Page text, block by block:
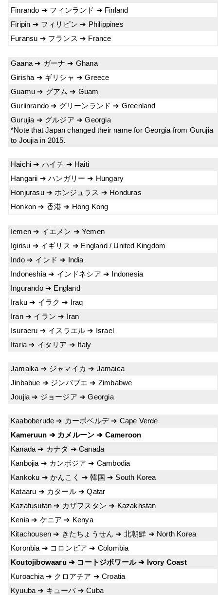
Finrando ➔ フィンランド ➔ Finland
Firipin ➔ フィリピン ➔ Philippines
Furansu ➔ フランス ➔ France
Gaana ➔ ガーナ ➔ Ghana
Girisha ➔ ギリシャ ➔ Greece
Guamu ➔ グアム ➔ Guam
Guriinrando ➔ グリーンランド ➔ Greenland
Gurujia ➔ グルジア ➔ Georgia
*Note that Japan changed their name for Georgia from Gurujia
to Joujia in 2015.
Haichi ➔ ハイチ ➔ Haiti
Hangarii ➔ ハンガリー ➔ Hungary
Honjurasu ➔ ホンジュラス ➔ Honduras
Honkon ➔ 香港 ➔ Hong Kong
Iemen ➔ イエメン ➔ Yemen
Igirisu ➔ イギリス ➔ England / United Kingdom
Indo ➔ インド ➔ India
Indoneshia ➔ インドネシア ➔ Indonesia
Ingurando ➔ England
Iraku ➔ イラク ➔ Iraq
Iran ➔ イラン ➔ Iran
Isuraeru ➔ イスラエル ➔ Israel
Itaria ➔ イタリア ➔ Italy
Jamaika ➔ ジャマイカ ➔ Jamaica
Jinbabue ➔ ジンバブエ ➔ Zimbabwe
Joujia ➔ ジョージア ➔ Georgia
Kaaboberude ➔ カーボベルデ ➔ Cape Verde
Kameruun ➔ カメルーン ➔ Cameroon
Kanada ➔ カナダ ➔ Canada
Kanbojia ➔ カンボジア ➔ Cambodia
Kankoku ➔ かんこく ➔ 韓国 ➔ South Korea
Kataaru ➔ カタール ➔ Qatar
Kazafusutan ➔ カザフスタン ➔ Kazakhstan
Kenia ➔ ケニア ➔ Kenya
Kitachousen ➔ きたちょうせん ➔ 北朝鮮 ➔ North Korea
Koronbia ➔ コロンビア ➔ Colombia
Koutojibowaaru ➔ コートジボワール ➔ Ivory Coast
Kuroachia ➔ クロアチア ➔ Croatia
Kyuuba ➔ キューバ ➔ Cuba